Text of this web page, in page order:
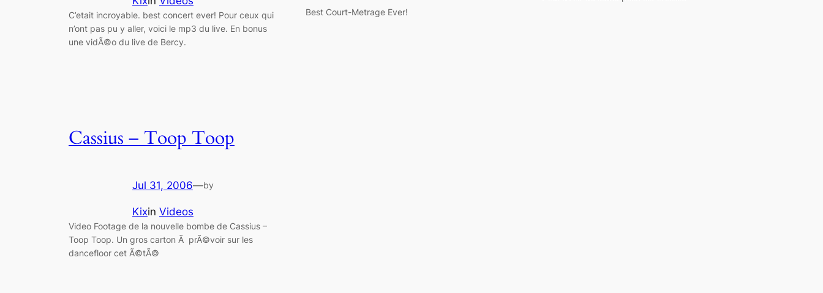
C’etait incroyable. best concert ever! Pour ceux qui
n’ont pas pu y aller, voici le mp3 du live. En bonus
une vidÃ©o du live de Bercy.
Best Court-Metrage Ever!
Cassius – Toop Toop
Jul 31, 2006—by
Kixin Videos
Video Footage de la nouvelle bombe de Cassius –
Toop Toop. Un gros carton Ã prÃ©voir sur les
dancefloor cet Ã©tÃ©